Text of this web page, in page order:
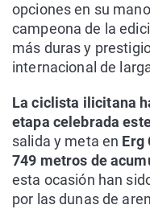
opciones en su
campeona de la
más duras y
internacional de
La ciclista ilicitana
etapa celebrada
salida y meta en Erg
749 metros de
esta ocasión han
por las dunas de